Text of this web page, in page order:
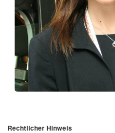
Rechtlicher Hinweis